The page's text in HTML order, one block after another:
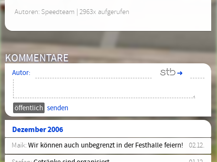
Autoren: Speedteam | 2963x aufgerufen
KOMMENTARE
Autor: ➜
senden
Dezember 2006
02.12.
Maik:Wir können auch unbegrenzt in der Festhalle feiern!